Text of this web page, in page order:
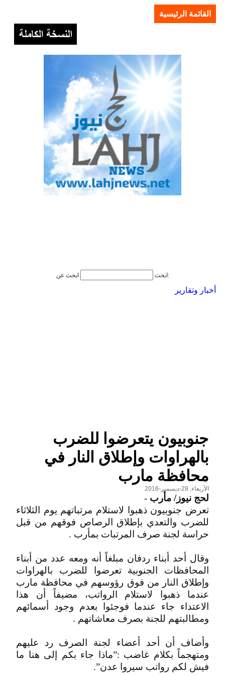
القائمة الرئيسية
ابحث ابحث عن:
أخبار وتقارير
جنوبيون يتعرضوا للضرب
بالهراوات وإطلاق النار في
محافظة مارب
الأربعاء, 28-ديسمبر-2016
لحج نيوز/ مأرب -
تعرض جنوبيون ذهبوا لاستلام مرتباتهم يوم الثلاثاء
للضرب والتعدي بإطلاق الرصاص فوقهم من قبل
حراسة لجنة صرف المرتبات بمأرب .
وقال أحد أبناء ردفان مبلغاً أنه ومعه عدد من أبناء
المحافظات الجنوبية تعرضوا للضرب بالهراوات
وإطلاق النار من فوق رؤوسهم في محافظة مارب
عندما ذهبوا لاستلام الرواتب، مضيفاً أن هذا
الاعتداء جاء عندما فوجئوا بعدم وجود أسمائهم
ومطالبتهم للجنة بصرف معاشاتهم .
وأضاف أن أحد أعضاء لجنة الصرف رد عليهم
ومتهجماً بكلام غاضب :”ماذا جاء بكم إلى هنا ما
فيش لكم رواتب سيروا عدن”.